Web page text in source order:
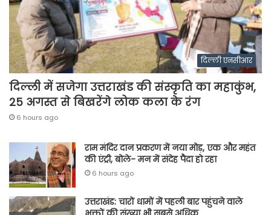
दिल्ली एनसीआर
दिल्ली में सजेगा उत्तराखंड की संस्कृति का महाकुंभ,
25 अगस्त से बिखरेंगे लोक कला के रंग
6 hours ago
राम मंदिर दान प्रकरण में नया मोड़, एक और महंत
की एंट्री, बोले- मन में संदेह पैदा हो रहा
6 hours ago
उत्तराखंड: चारों धामों में पहली बार पहुंचने वाले